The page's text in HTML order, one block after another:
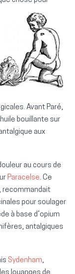
Avant Paré,
bouillante sur
aux
au cours de
Paracelse. Ce
recommandait
pour soulager
à base d’opium
antalgiques
Sydenham,